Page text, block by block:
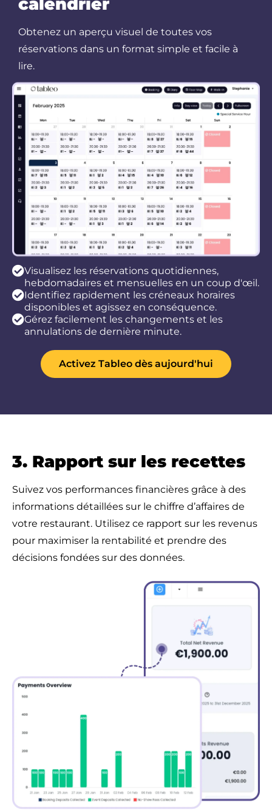
Obtenez un aperçu visuel de toutes vos
réservations dans un format simple et facile à
lire.
Visualisez les réservations quotidiennes,
hebdomadaires et mensuelles en un coup d'œil.
Identifiez rapidement les créneaux horaires
disponibles et agissez en conséquence.
Gérez facilement les changements et les
annulations de dernière minute.
Activez Tableo dès aujourd'hui
3. Rapport sur les recettes
Suivez vos performances financières grâce à des
informations détaillées sur le chiffre d’affaires de
votre restaurant. Utilisez ce rapport sur les revenus
pour maximiser la rentabilité et prendre des
décisions fondées sur des données.